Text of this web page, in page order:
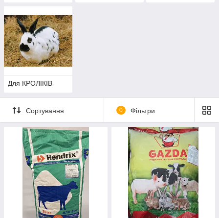
Для КРОЛІКІВ
Сортування 0 Фільтри